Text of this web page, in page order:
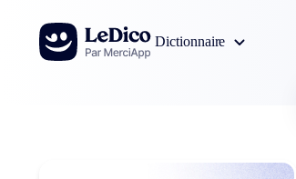
Aller au contenu
Dictionnaire